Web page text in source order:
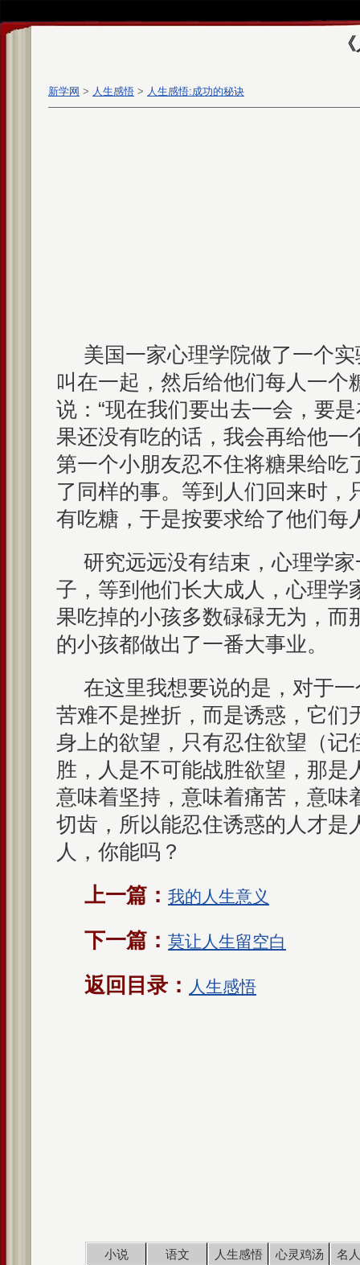
新学网 > 人生感悟 > 人生感悟:成功的秘诀
美国一家心理学院做了一个
叫在一起，然后给他们每人一个
说：“现在我们要出去一会，要
果还没有吃的话，我会再给他一
第一个小朋友忍不住将糖果给吃
了同样的事。等到人们回来时，
有吃糖，于是按要求给了他们每
研究远远没有结束，心理学
子，等到他们长大成人，心理学
果吃掉的小孩多数碌碌无为，而
的小孩都做出了一番大事业。
在这里我想要说的是，对于
苦难不是挫折，而是诱惑，它们
身上的欲望，只有忍住欲望（记
胜，人是不可能战胜欲望，那是
意味着坚持，意味着痛苦，意味
切齿，所以能忍住诱惑的人才是
人，你能吗？
上一篇： 我的人生意义
下一篇： 莫让人生留空白
返回目录： 人生感悟
小说 语文 人生感悟 心灵鸡汤 名